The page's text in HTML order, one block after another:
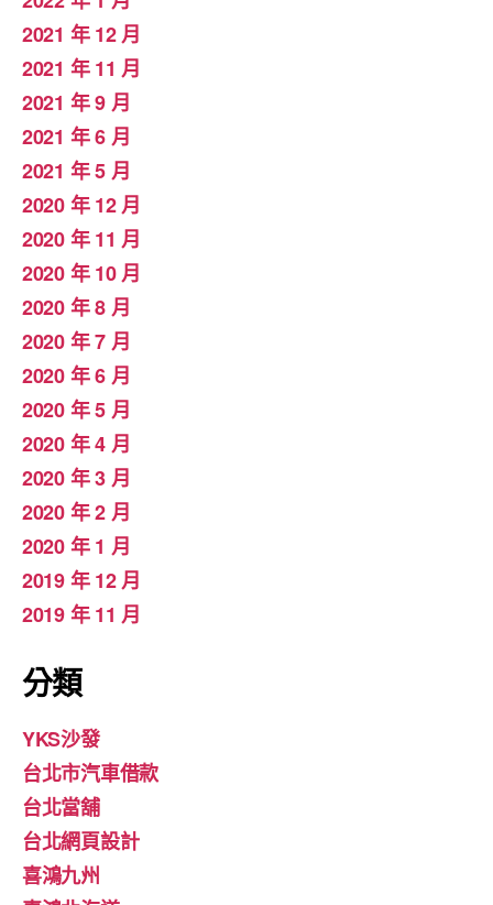
2021 年 12 月
2021 年 11 月
2021 年 9 月
2021 年 6 月
2021 年 5 月
2020 年 12 月
2020 年 11 月
2020 年 10 月
2020 年 8 月
2020 年 7 月
2020 年 6 月
2020 年 5 月
2020 年 4 月
2020 年 3 月
2020 年 2 月
2020 年 1 月
2019 年 12 月
2019 年 11 月
分類
YKS沙發
台北市汽車借款
台北當舖
台北網頁設計
喜鴻九州